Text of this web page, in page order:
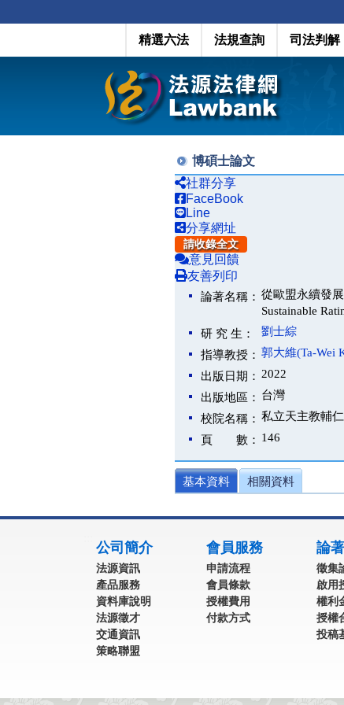
精選六法 法規查詢 司法判解
博碩士論文
社群分享
FaceBook
Line
分享網址
請收錄全文
意見回饋
友善列印
論著名稱： 從歐盟永續發
Sustainable
研 究 生：
劉士綜
指導教授： 郭大維(Ta-Wei
出版日期： 2022
出版地區： 台灣
校院名稱： 私立天主教輔
頁 數： 146
基本資料 相關資料
公司簡介
法源資訊
產品服務
資料庫說明
法源徵才
交通資訊
策略聯盟
會員服務
申請流程
會員條款
授權費用
付款方式
論
徵集
啟用
權利
授權
投稿